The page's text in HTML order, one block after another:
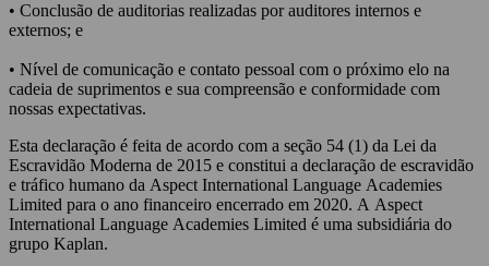
• Conclusão de auditorias realizadas por auditores internos e
externos; e
• Nível de comunicação e contato pessoal com o próximo elo na
cadeia de suprimentos e sua compreensão e conformidade com
nossas expectativas.
Esta declaração é feita de acordo com a seção 54 (1) da Lei da
Escravidão Moderna de 2015 e constitui a declaração de escravidão
e tráfico humano da Aspect International Language Academies
Limited para o ano financeiro encerrado em 2020. A Aspect
International Language Academies Limited é uma subsidiária do
grupo Kaplan.